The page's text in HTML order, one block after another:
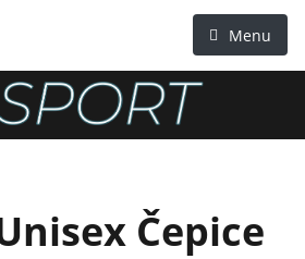
Čepice